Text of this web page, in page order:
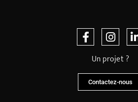
Un projet ?
Contactez-nous